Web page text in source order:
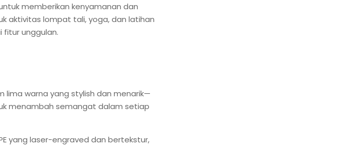
memberikan kenyamanan dan
aktivitas lompat tali, yoga, dan latihan
fitur unggulan.
lima warna yang stylish dan menarik—
menambah semangat dalam setiap
yang laser-engraved dan bertekstur,